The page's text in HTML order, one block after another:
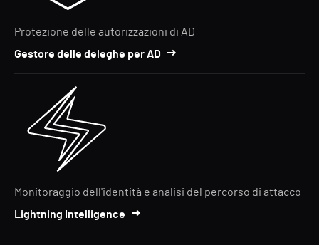
Protezione delle autorizzazioni di AD
Gestore delle deleghe per AD
Monitoraggio dell'identità e analisi del percorso di attacco
Lightning Intelligence